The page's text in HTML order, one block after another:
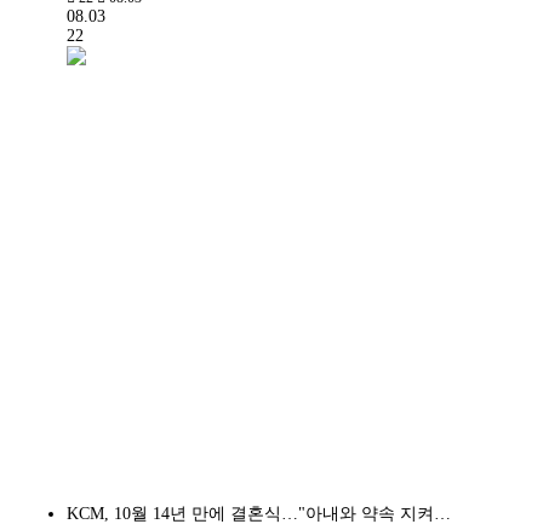
08.03
22
KCM, 10월 14년 만에 결혼식…"아내와 약속 지켜…